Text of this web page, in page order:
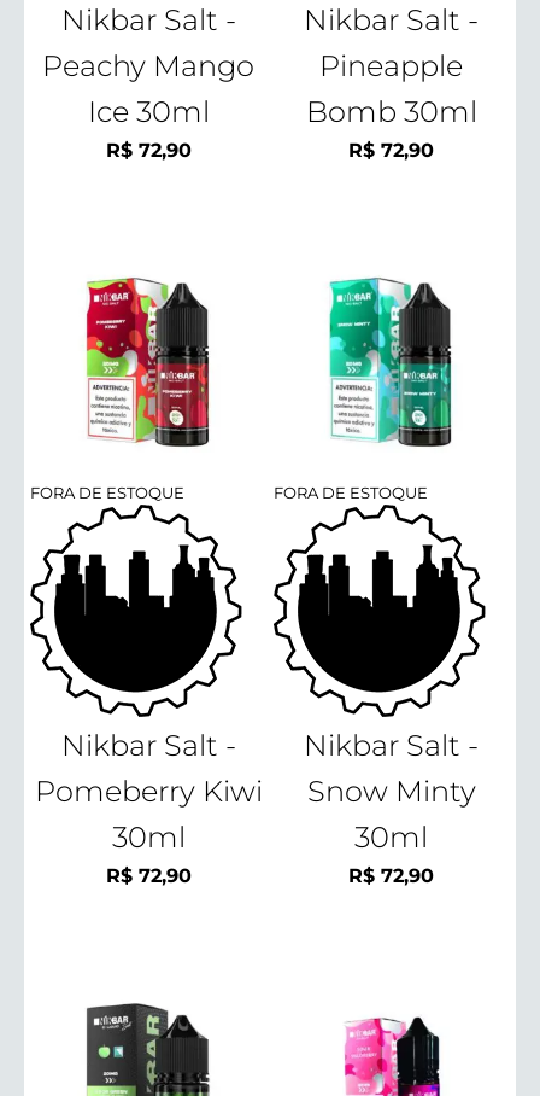
Nikbar Salt -
Peachy Mango
Ice 30ml
R$72,90
Nikbar Salt -
Pineapple
Bomb 30ml
R$ 72,90
FORA DE ESTOQUE
Nikbar Salt -
Pomeberry Kiwi
30ml
R$72,90
FORA DE ESTOQUE
Nikbar Salt -
Snow Minty
30ml
R$ 72,90